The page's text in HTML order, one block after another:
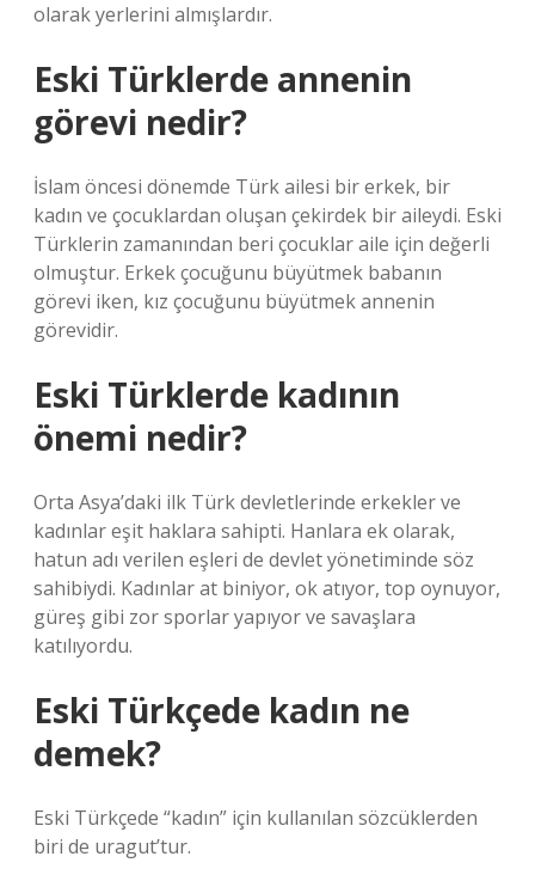
olarak yerlerini almışlardır.
Eski Türklerde annenin
görevi nedir?
İslam öncesi dönemde Türk ailesi bir erkek, bir
kadın ve çocuklardan oluşan çekirdek bir aileydi. Eski
Türklerin zamanından beri çocuklar aile için değerli
olmuştur. Erkek çocuğunu büyütmek babanın
görevi iken, kız çocuğunu büyütmek annenin
görevidir.
Eski Türklerde kadının
önemi nedir?
Orta Asya’daki ilk Türk devletlerinde erkekler ve
kadınlar eşit haklara sahipti. Hanlara ek olarak,
hatun adı verilen eşleri de devlet yönetiminde söz
sahibiydi. Kadınlar at biniyor, ok atıyor, top oynuyor,
güreş gibi zor sporlar yapıyor ve savaşlara
katılıyordu.
Eski Türkçede kadın ne
demek?
Eski Türkçede “kadın” için kullanılan sözcüklerden
biri de uragut’tur.